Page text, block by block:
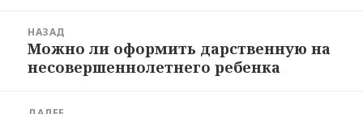
записям
НАЗАД
Предыдущая
запись:
Можно ли оформить дарственную на
несовершеннолетнего ребенка